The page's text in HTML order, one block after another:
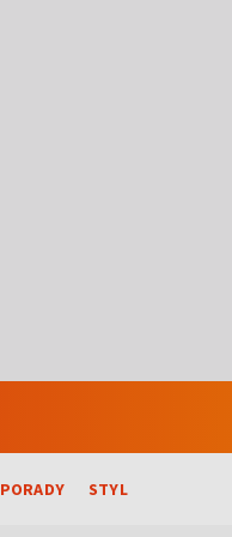
PORADY STYL